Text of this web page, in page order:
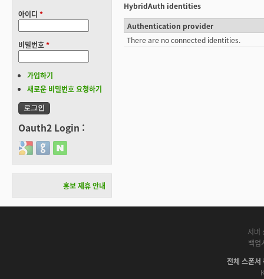
HybridAuth identities
Authentication provider
There are no connected identities.
아이디 *
비밀번호*
가입하기
새로운 비밀번호 요청하기
Oauth2 Login :
Login with Google
Login with GitHub
Login with Naver
홍보 제휴 안내
서버
백업
전체 스폰서